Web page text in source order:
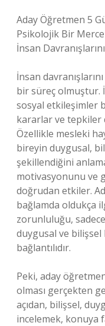
Aday Öğretmen 5
Psikolojik Bir
İnsan
İnsan
bir süreç olmuştur.
sosyal etkileşimler
kararlar ve tepkiler
Özellikle mesleki
bireyin duygusal,
şekillendiğini
motivasyonunu ve
doğrudan etkiler.
bağlamda oldukça
zorunluluğu,
duygusal ve
bağlantılıdır.
Peki, aday
olması gerçekten
açıdan, bilişsel,
incelemek, konuya